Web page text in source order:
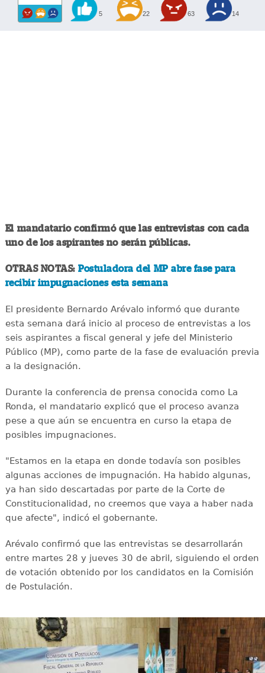
5 22 63 14
El mandatario confirmó que las entrevistas con cada
uno de los aspirantes no serán públicas.
OTRAS NOTAS: Postuladora del MP abre fase para
recibir impugnaciones esta semana
El presidente Bernardo Arévalo informó que durante
esta semana dará inicio al proceso de entrevistas a los
seis aspirantes a fiscal general y jefe del Ministerio
Público (MP), como parte de la fase de evaluación previa
a la designación.
Durante la conferencia de prensa conocida como La
Ronda, el mandatario explicó que el proceso avanza
pese a que aún se encuentra en curso la etapa de
posibles impugnaciones.
"Estamos en la etapa en donde todavía son posibles
algunas acciones de impugnación. Ha habido algunas,
ya han sido descartadas por parte de la Corte de
Constitucionalidad, no creemos que vaya a haber nada
que afecte", indicó el gobernante.
Arévalo confirmó que las entrevistas se desarrollarán
entre martes 28 y jueves 30 de abril, siguiendo el orden
de votación obtenido por los candidatos en la Comisión
de Postulación.